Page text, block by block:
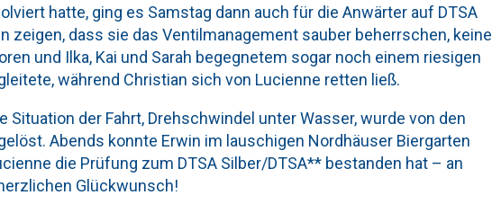
hatte, ging es Samstag dann auch für die Anwärter auf DTSA
zeigen, dass sie das Ventilmanagement sauber beherrschen, keine
und Ilka, Kai und Sarah begegnetem sogar noch einem riesigen
während Christian sich von Lucienne retten ließ.
Situation der Fahrt, Drehschwindel unter Wasser, wurde von den
Abends konnte Erwin im lauschigen Nordhäuser Biergarten
die Prüfung zum DTSA Silber/DTSA** bestanden hat – an
Glückwunsch!